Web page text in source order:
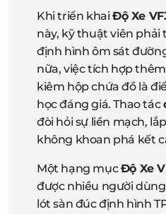
Khi triển khaiĐộ Xe
này, kỹ thuật viên
định hình ôm sát
nữa, việc tích hợp
kiêm hộp chứa đồ là
học đáng giá. Thao tác
đòi hỏi sự liền mạch,
không khoan phá kết
Một hạng mụcĐộ Xe
được nhiều người
lót sàn đúc định hình